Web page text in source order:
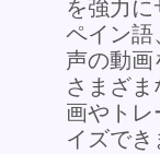
を強力
ペイン語
声の動画
さまざ
画やトレ
イズでき